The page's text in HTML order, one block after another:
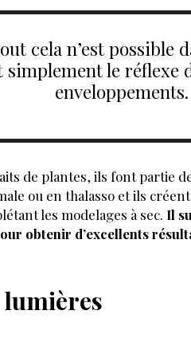
cela n’est possible
simplement le réflexe
enveloppements.
de plantes, ils font partie
ou en thalasso et ils
les modelages à sec. Il
obtenir d’excellents
lumières